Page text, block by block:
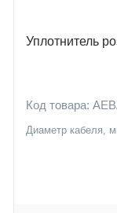
Уплотнитель
Код товара:
Диаметр кабеля,